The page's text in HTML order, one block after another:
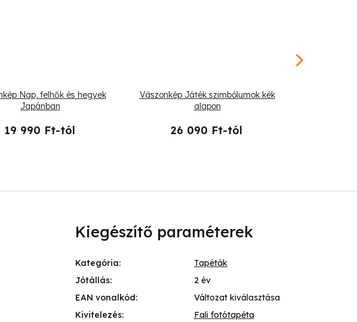
Nap, felhők és hegyek
Japánban
19 990 Ft-tól
Vászonkép Játék szimbólumok kék
alapon
26 090 Ft-tól
Kiegészítő paraméterek
Kategória:
Tapéták
Jótállás:
2 év
EAN vonalkód:
Változat kiválasztása
Kivitelezés:
Fali fotótapéta